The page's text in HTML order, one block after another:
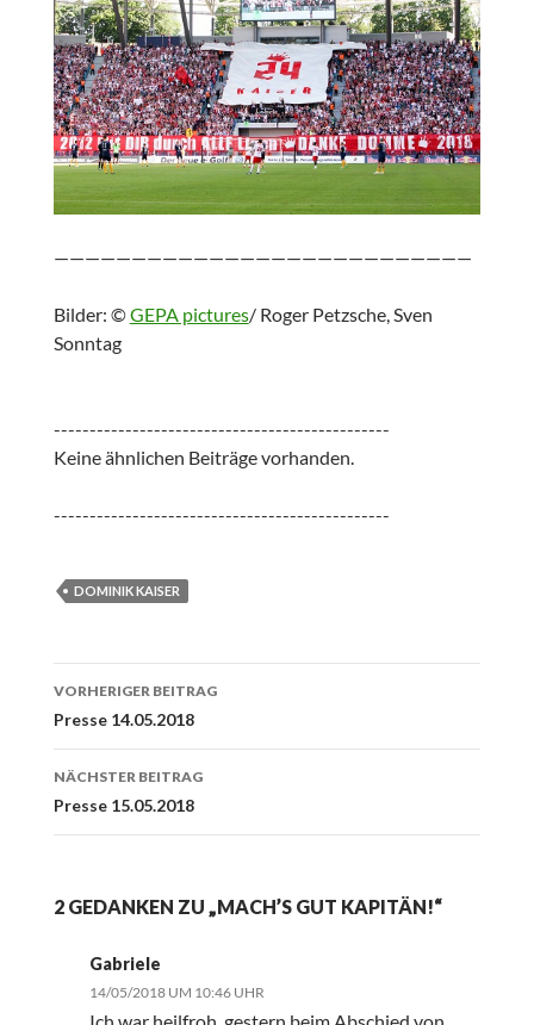
———————————————————————————
Bilder: ©GEPA pictures/ Roger Petzsche, Sven
Sonntag
-----------------------------------------------
Keine ähnlichen Beiträge vorhanden.
-----------------------------------------------
DOMINIK KAISER
Beitrags-
Navigation
VORHERIGER BEITRAG
Presse 14.05.2018
NÄCHSTER BEITRAG
Presse 15.05.2018
2 GEDANKEN ZU „MACH’S GUT KAPITÄN!“
Gabriele
14/05/2018 UM 10:46 UHR